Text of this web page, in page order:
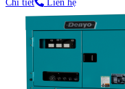
Chi tiết Liên hệ